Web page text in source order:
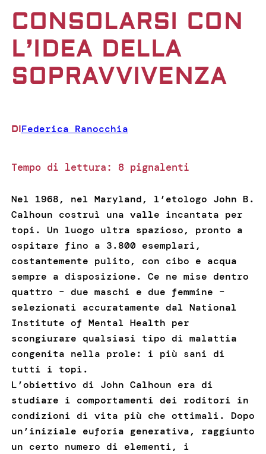
CONSOLARSI CON
L’IDEA DELLA
SOPRAVVIVENZA
DIFederica Ranocchia
Tempo di lettura: 8 pignalenti
Nel 1968, nel Maryland, l’etologo John B.
Calhoun costruì una valle incantata per
topi. Un luogo ultra spazioso, pronto a
ospitare fino a 3.800 esemplari,
costantemente pulito, con cibo e acqua
sempre a disposizione. Ce ne mise dentro
quattro – due maschi e due femmine –
selezionati accuratamente dal National
Institute of Mental Health per
scongiurare qualsiasi tipo di malattia
congenita nella prole: i più sani di
tutti i topi.
L’obiettivo di John Calhoun era di
studiare i comportamenti dei roditori in
condizioni di vita più che ottimali. Dopo
un’iniziale euforia generativa, raggiunto
un certo numero di elementi, i